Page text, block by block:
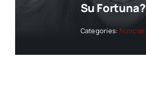
Su Fortuna?
Categories: Noticias